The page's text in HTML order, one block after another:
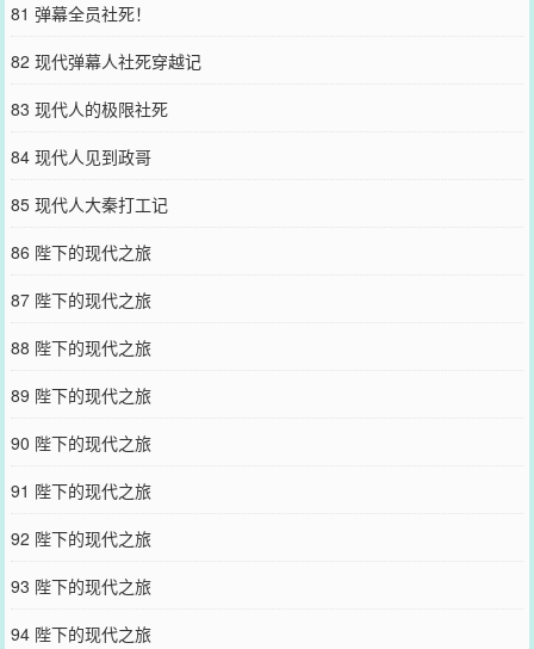
81 弹幕全员社死！
82 现代弹幕人社死穿越记
83 现代人的极限社死
84 现代人见到政哥
85 现代人大秦打工记
86 陛下的现代之旅
87 陛下的现代之旅
88 陛下的现代之旅
89 陛下的现代之旅
90 陛下的现代之旅
91 陛下的现代之旅
92 陛下的现代之旅
93 陛下的现代之旅
94 陛下的现代之旅